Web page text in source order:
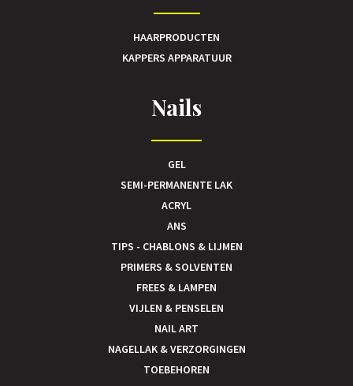
HAARPRODUCTEN
KAPPERS APPARATUUR
Nails
GEL
SEMI-PERMANENTE LAK
ACRYL
ANS
TIPS - CHABLONS & LIJMEN
PRIMERS & SOLVENTEN
FREES & LAMPEN
VIJLEN & PENSELEN
NAIL ART
NAGELLAK & VERZORGINGEN
TOEBEHOREN